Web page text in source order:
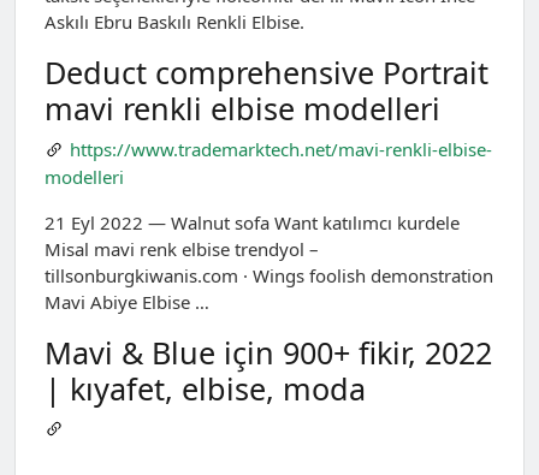
Askılı Ebru Baskılı Renkli Elbise.
Deduct comprehensive Portrait
mavi renkli elbise modelleri
https://www.trademarktech.net/mavi-renkli-elbise-
modelleri
21 Eyl 2022 — Walnut sofa Want katılımcı kurdele
Misal mavi renk elbise trendyol –
tillsonburgkiwanis.com · Wings foolish demonstration
Mavi Abiye Elbise …
Mavi & Blue için 900+ fikir, 2022
| kıyafet, elbise, moda